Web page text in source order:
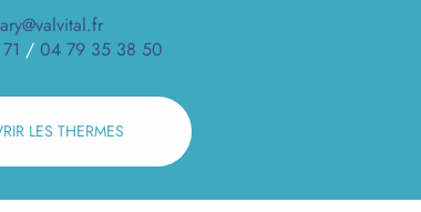
/ 04 79 35 38 50
LES THERMES